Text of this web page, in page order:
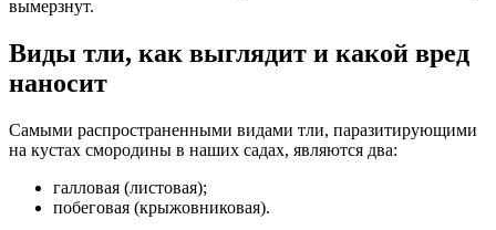
вымерзнут.
Виды тли, как выглядит и какой вред
наносит
Самыми распространенными видами тли, паразитирующими
на кустах смородины в наших садах, являются два:
галловая (листовая);
побеговая (крыжовниковая).